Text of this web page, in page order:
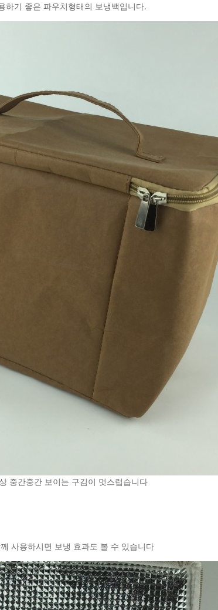
하기 좋은 파우치형태의 보냉백입니다.
중간중간 보이는 구김이 멋스럽습니다​
사용하시면 보냉 효과도 볼 수 있습니다